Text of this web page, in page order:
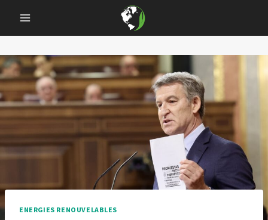
content
ENERGIES RENOUVELABLES